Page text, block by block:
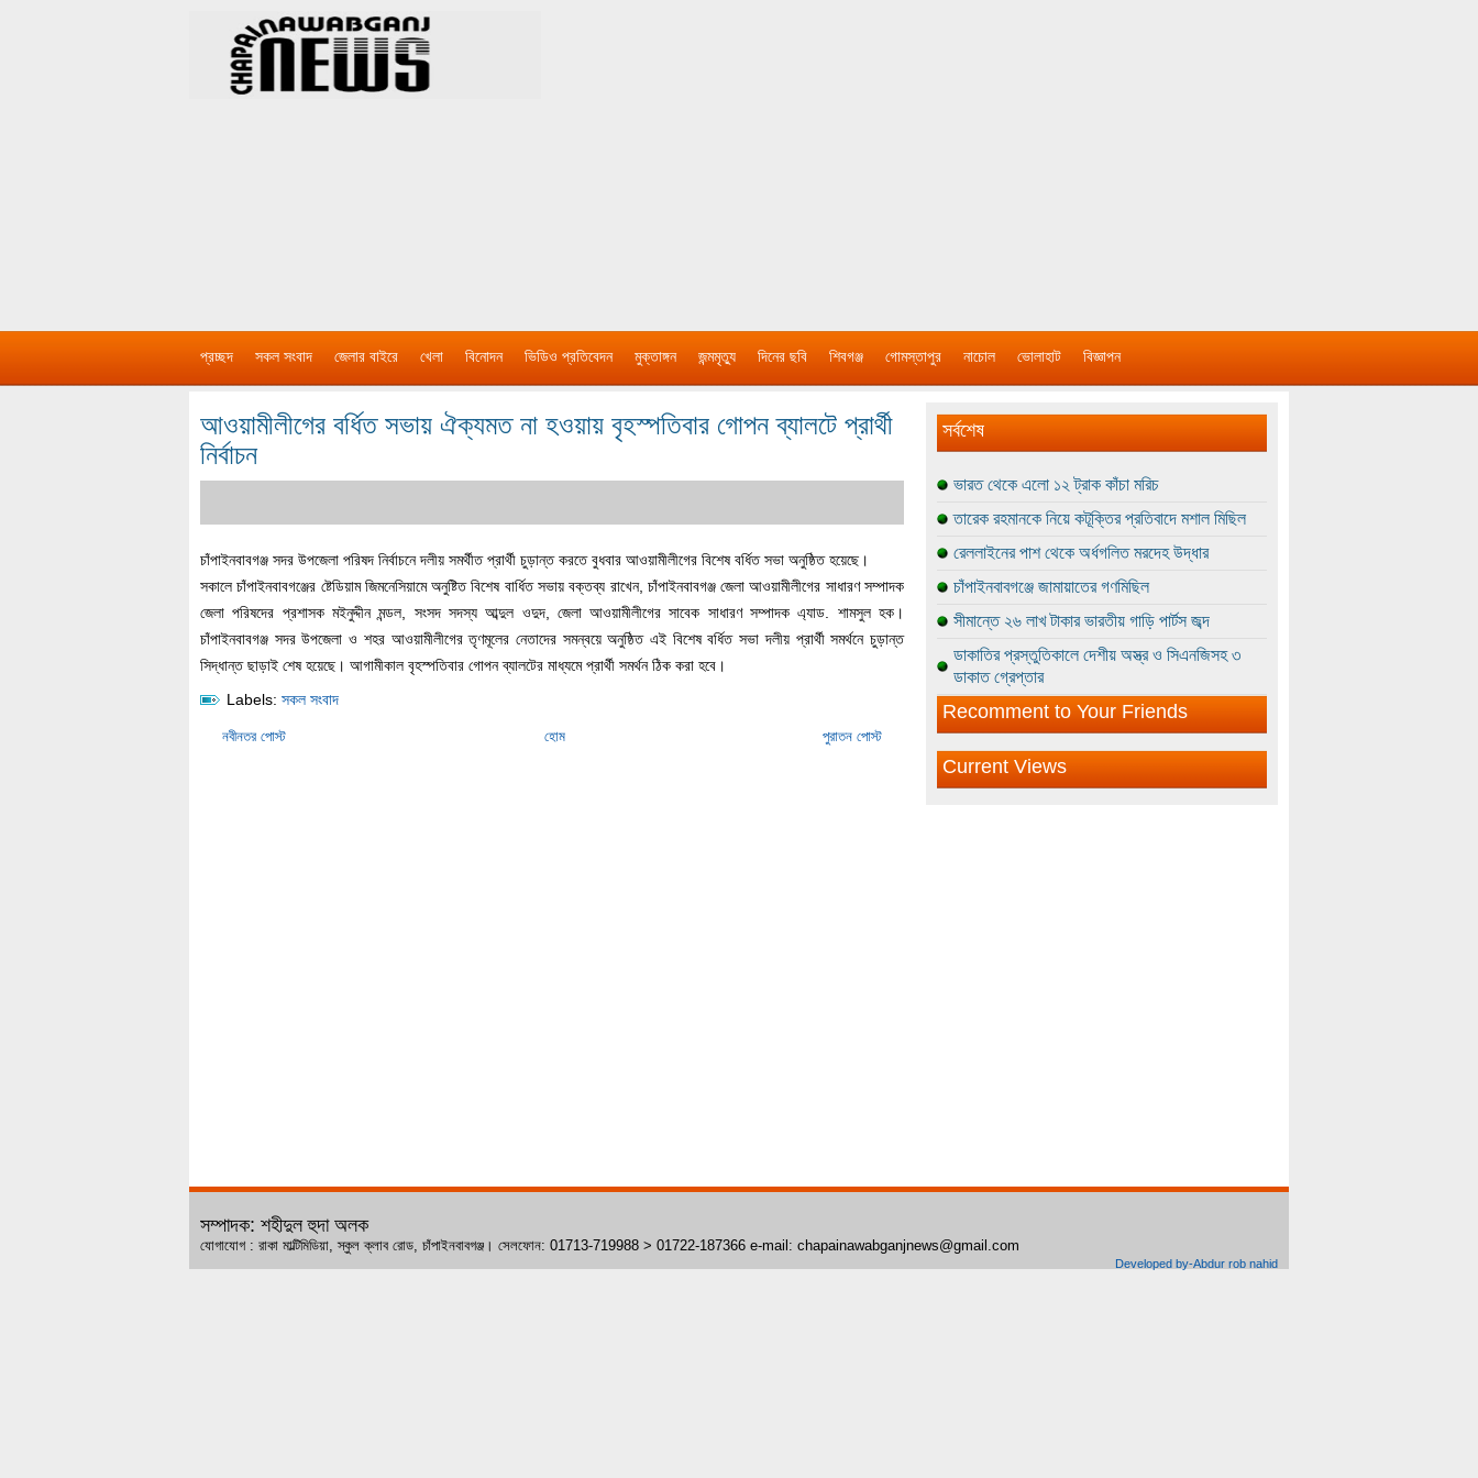
প্রচ্ছদ সকল সংবাদ জেলার বাইরে খেলা বিনোদন ভিডিও প্রতিবেদন মুক্তাঙ্গন জন্মমৃত্যু দিনের ছবি শিবগঞ্জ গোমস্তাপুর নাচোল ভোলাহাট বিজ্ঞাপন
আওয়ামীলীগের বর্ধিত সভায় ঐক্যমত না হওয়ায় বৃহস্পতিবার গোপন ব্যালটে প্রার্থী
নির্বাচন
চাঁপাইনবাবগঞ্জ সদর উপজেলা পরিষদ নির্বাচনে দলীয় সমর্থীত প্রার্থী চুড়ান্ত করতে বুধবার আওয়ামীলীগের বিশেষ বর্ধিত সভা অনুষ্ঠিত হয়েছে।
সকালে চাঁপাইনবাবগঞ্জের ষ্টেডিয়াম জিমনেসিয়ামে অনুষ্টিত বিশেষ বার্ধিত সভায় বক্তব্য রাখেন, চাঁপাইনবাবগঞ্জ জেলা আওয়ামীলীগের সাধারণ সম্পাদক
জেলা পরিষদের প্রশাসক মইনুদ্দীন মন্ডল, সংসদ সদস্য আব্দুল ওদুদ, জেলা আওয়ামীলীগের সাবেক সাধারণ সম্পাদক এ্যাড. শামসুল হক।
চাঁপাইনবাবগঞ্জ সদর উপজেলা ও শহর আওয়ামীলীগের তৃণমূলের নেতাদের সমন্বয়ে অনুষ্ঠিত এই বিশেষ বর্ধিত সভা দলীয় প্রার্থী সমর্থনে চুড়ান্ত
সিদ্ধান্ত ছাড়াই শেষ হয়েছে। আগামীকাল বৃহস্পতিবার গোপন ব্যালটের মাধ্যমে প্রার্থী সমর্থন ঠিক করা হবে।
Labels: সকল সংবাদ
নবীনতর পোস্ট পুরাতন পোস্ট
হোম
সর্বশেষ
ভারত থেকে এলো ১২ ট্রাক কাঁচা মরিচ
তারেক রহমানকে নিয়ে কটূক্তির প্রতিবাদে মশাল মিছিল
রেললাইনের পাশ থেকে অর্ধগলিত মরদেহ উদ্ধার
চাঁপাইনবাবগঞ্জে জামায়াতের গণমিছিল
সীমান্তে ২৬ লাখ টাকার ভারতীয় গাড়ি পার্টস জব্দ
ডাকাতির প্রস্তুতিকালে দেশীয় অস্ত্র ও সিএনজিসহ ৩
ডাকাত গ্রেপ্তার
Recomment to Your Friends
Current Views
সম্পাদক: শহীদুল হুদা অলক
যোগাযোগ : রাকা মাল্টিমিডিয়া, স্কুল ক্লাব রোড, চাঁপাইনবাবগঞ্জ। সেলফোন: 01713-719988 > 01722-187366 e-mail: chapainawabganjnews@gmail.com
Developed by-Abdur rob nahid